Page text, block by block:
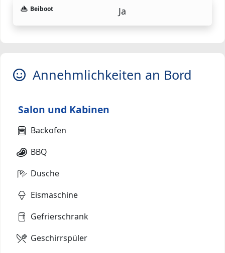
Beiboot Ja
Annehmlichkeiten an Bord
Salon und Kabinen
Backofen
BBQ
Dusche
Eismaschine
Gefrierschrank
Geschirrspüler